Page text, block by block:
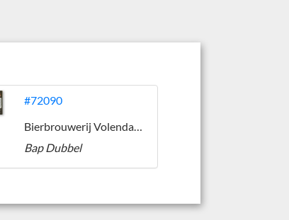
#72090
Bierbrouwerij Volendam / 't Vølen
Bap Dubbel